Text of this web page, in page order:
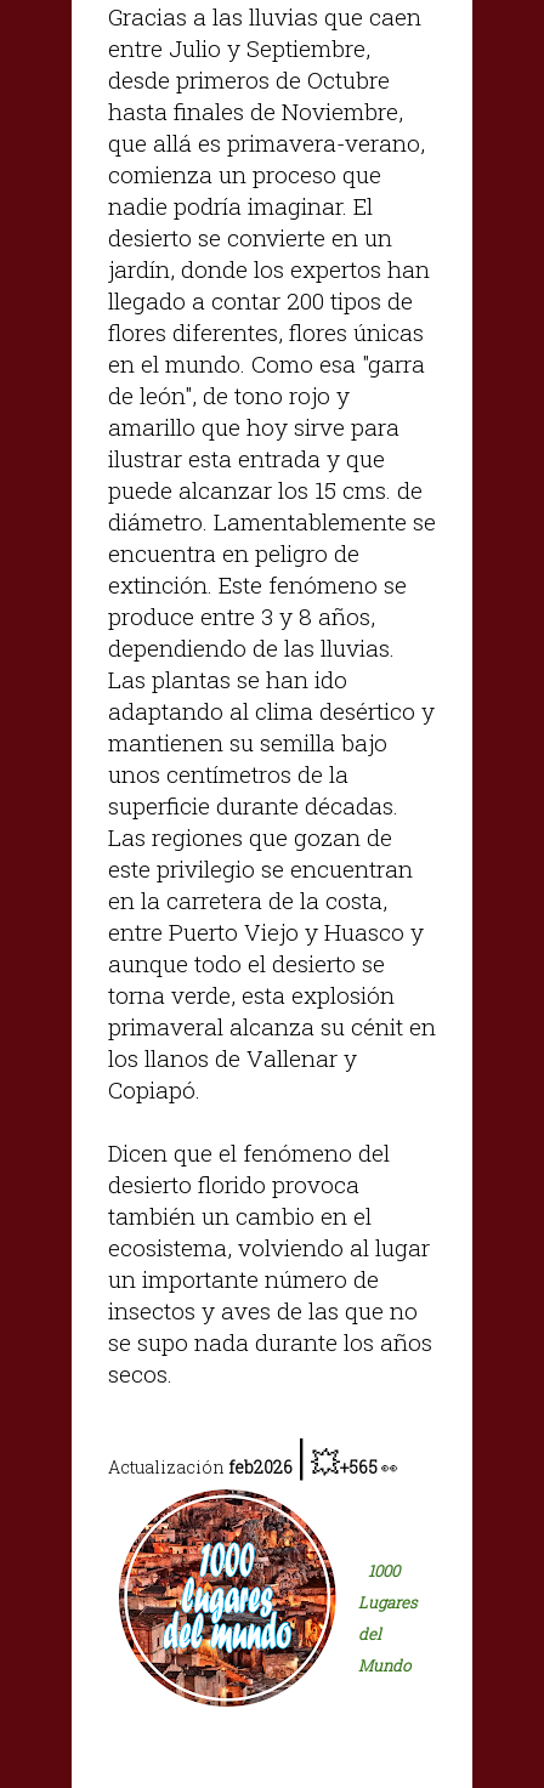
Gracias a las lluvias que caen
entre Julio y Septiembre,
desde primeros de Octubre
hasta finales de Noviembre,
que allá es primavera-verano,
comienza un proceso que
nadie podría imaginar. El
desierto se convierte en un
jardín, donde los expertos han
llegado a contar 200 tipos de
flores diferentes, flores únicas
en el mundo. Como esa "garra
de león", de tono rojo y
amarillo que hoy sirve para
ilustrar esta entrada y que
puede alcanzar los 15 cms. de
diámetro. Lamentablemente se
encuentra en peligro de
extinción. Este fenómeno se
produce entre 3 y 8 años,
dependiendo de las lluvias.
Las plantas se han ido
adaptando al clima desértico y
mantienen su semilla bajo
unos centímetros de la
superficie durante décadas.
Las regiones que gozan de
este privilegio se encuentran
en la carretera de la costa,
entre Puerto Viejo y Huasco y
aunque todo el desierto se
torna verde, esta explosión
primaveral alcanza su cénit en
los llanos de Vallenar y
Copiapó.
Dicen que el fenómeno del
desierto florido provoca
también un cambio en el
ecosistema, volviendo al lugar
un importante número de
insectos y aves de las que no
se supo nada durante los años
secos.
Actualización feb2026 |💥+565👀
1000
Lugares
del
Mundo